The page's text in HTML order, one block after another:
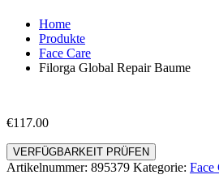
Home
Produkte
Face Care
Filorga Global Repair Baume
€117.00
VERFÜGBARKEIT PRÜFEN
Artikelnummer: 895379 Kategorie: Face